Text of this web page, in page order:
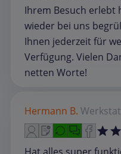
Ihrem Besuch erlebt
wieder bei uns
Ihnen jederzeit für
Verfügung. Vielen
netten Worte!
Hermann B.